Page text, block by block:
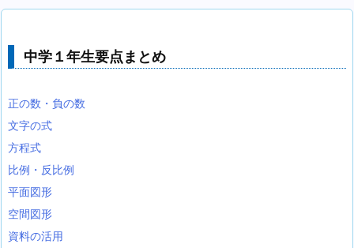
中学１年生要点まとめ
正の数・負の数
文字の式
方程式
比例・反比例
平面図形
空間図形
資料の活用